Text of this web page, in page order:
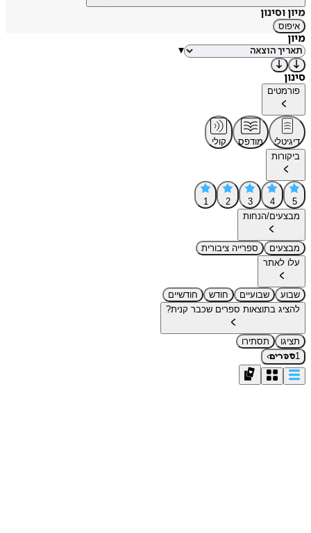
מיון וסינון
איפוס
מיון
▾
סינון
פורמטים
דיגיטלי מודפס
קולי
ביקורות
5
4
3
2
1
מבצעים/הנחות
מבצעים
ספרייה ציבורית
עלו לאתר
שבוע שבועיים חודש
חודשיים
להציג בתוצאות ספרים שכבר קנית?
תציגו
תסתירו
1ספרים›